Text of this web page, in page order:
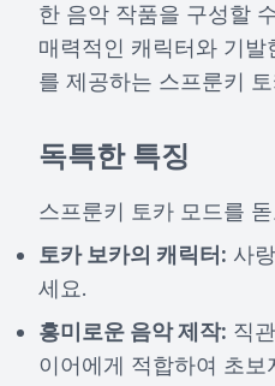
한 음악 작품을 구성할
매력적인 캐릭터와 기
를 제공하는 스프룬키
독특한 특징
스프룬키 토카 모드를
토카 보카의 캐릭터: 사
세요.
흥미로운 음악 제작: 직
이어에게 적합하여 초